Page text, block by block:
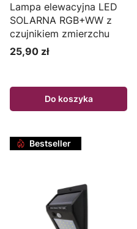
Lampa elewacyjna LED
SOLARNA RGB+WW z
czujnikiem zmierzchu
Cena
25,90 zł
Do koszyka
Bestseller